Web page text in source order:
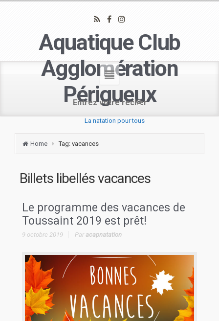
Aquatique Club
Agglomération
Périgueux
La natation pour tous
Home Tag: vacances
Billets libellésvacances
Le programme des vacances de
Toussaint 2019 est prêt!
9 octobre 2019 Paracapnatation